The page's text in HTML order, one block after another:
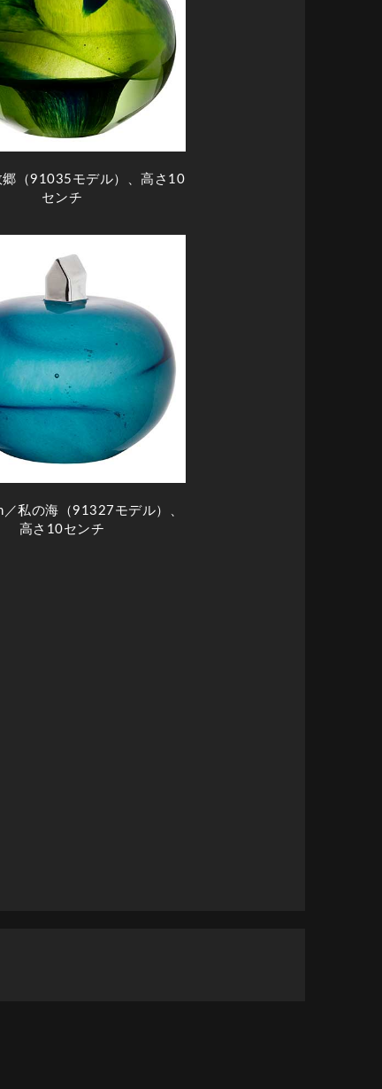
郷（91035モデル）、高さ10
センチ
／私の海（91327モデル）、
高さ10センチ